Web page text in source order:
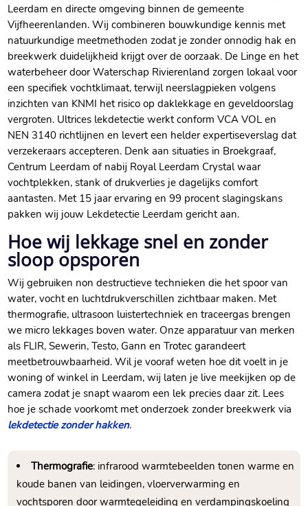
Leerdam en directe omgeving binnen de gemeente
Vijfheerenlanden.​ Wij combineren bouwkundige kennis met
natuurkundige meetmethoden zodat je zonder onnodig hak en
breekwerk duidelijkheid krijgt over de oorzaak.​ De Linge en het
waterbeheer door Waterschap Rivierenland zorgen lokaal voor
een specifiek vochtklimaat, terwijl neerslagpieken volgens
inzichten van KNMI het risico op daklekkage en geveldoorslag
vergroten.​ Ultrices lekdetectie werkt conform VCA VOL en
NEN 3140 richtlijnen en levert een helder expertiseverslag dat
verzekeraars accepteren.​ Denk aan situaties in Broekgraaf,
Centrum Leerdam of nabij Royal Leerdam Crystal waar
vochtplekken, stank of drukverlies je dagelijks comfort
aantasten.​ Met 15 jaar ervaring en 99 procent slagingskans
pakken wij jouw Lekdetectie Leerdam gericht aan.​
Hoe wij lekkage snel en zonder
sloop opsporen
Wij gebruiken non destructieve technieken die het spoor van
water, vocht en luchtdrukverschillen zichtbaar maken.​ Met
thermografie, ultrasoon luistertechniek en traceergas brengen
we micro lekkages boven water.​ Onze apparatuur van merken
als FLIR, Sewerin, Testo, Gann en Trotec garandeert
meetbetrouwbaarheid.​ Wil je vooraf weten hoe dit voelt in je
woning of winkel in Leerdam, wij laten je live meekijken op de
camera zodat je snapt waarom een lek precies daar zit.​ Lees
hoe je schade voorkomt met onderzoek zonder breekwerk via
lekdetectie zonder hakken.​
Thermografie: infrarood warmtebeelden tonen warme en
koude banen van leidingen, vloerverwarming en
vochtsporen door warmtegeleiding en verdampingskoeling